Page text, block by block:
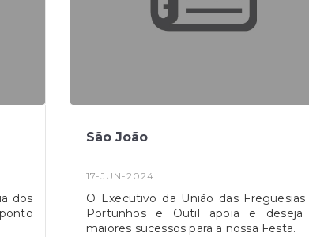
dos
São João
17-JUN-2024
O Executivo da União das Freguesias
Portunhos e Outil apoia e deseja
maiores sucessos para a nossa Festa.